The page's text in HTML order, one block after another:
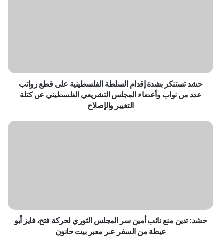
رواتب
عدد
المجلس
حشد تستنكر بشدة إقدام السلطة الفلسطينية على قطع رواتب
عدد من نواب وأعضاء المجلس التشريعي الفلسطيني عن كتلة
التغيير والإصلاح
حشد:
لحركة
فتح،
حشد: تدين منع نائب أمين سر المجلس الثوري لحركة فتح، فايز أبو
عيطة من السفر عبر معبر بيت حانون